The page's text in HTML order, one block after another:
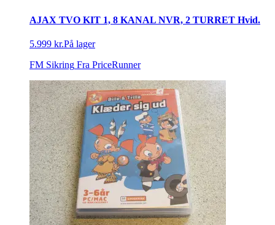
AJAX TVO KIT 1, 8 KANAL NVR, 2 TURRET Hvid.
5.999 kr.På lager
FM Sikring Fra PriceRunner